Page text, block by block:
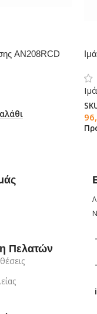
AN208RCD
Πελατών